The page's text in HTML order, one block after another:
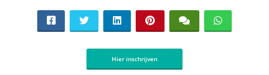
Hier inschrijven